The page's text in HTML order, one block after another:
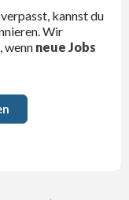
kannst du
Wir
wenn neue Jobs